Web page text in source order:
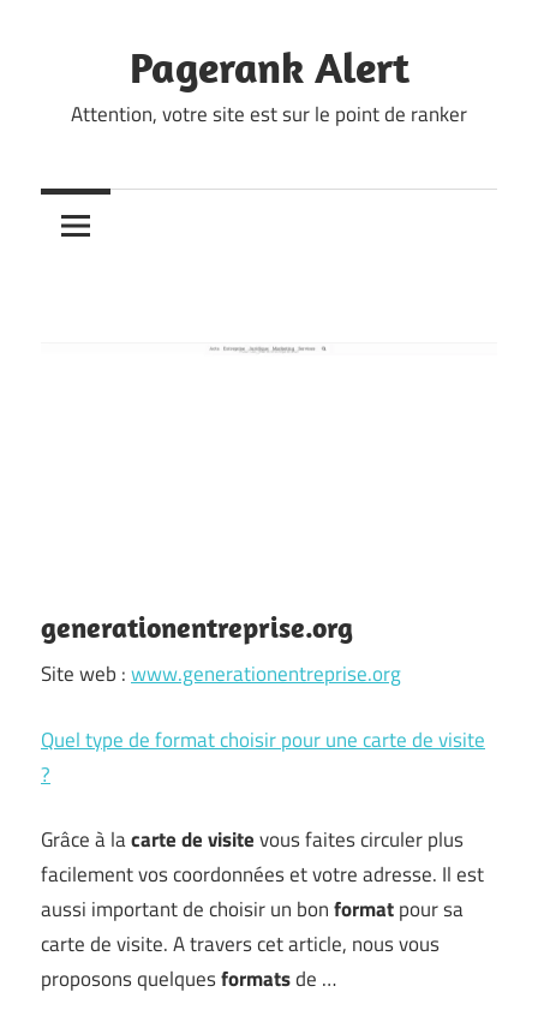
Pagerank Alert
Attention, votre site est sur le point de ranker
generationentreprise.org
Site web :www.generationentreprise.org
Quel type de format choisir pour une carte de visite
?
Grâce à lacarte de visitevous faites circuler plus
facilement vos coordonnées et votre adresse. Il est
aussi important de choisir un bonformatpour sa
carte de visite. A travers cet article, nous vous
proposons quelquesformatsde …